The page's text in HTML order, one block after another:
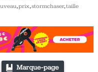
,prix,stormchaser,taille
Marque-page